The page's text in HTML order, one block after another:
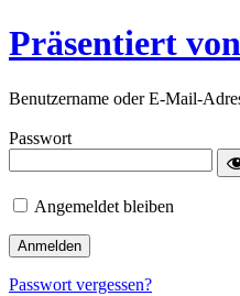
Präsentiert
Benutzername oder E-Mail-
Passwort
Angemeldet bleiben
Passwort vergessen?